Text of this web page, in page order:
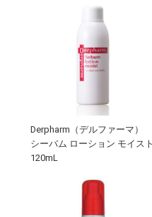
Derpharm（デルファーマ）
シーバム ローション モイスト
120mL